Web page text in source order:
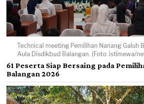
Technical meeting Pemilihan Nanang Galuh
Aula Disdikbud Balangan. (Foto: istimewa/
61 Peserta Siap Bersaing pada
Balangan 2026